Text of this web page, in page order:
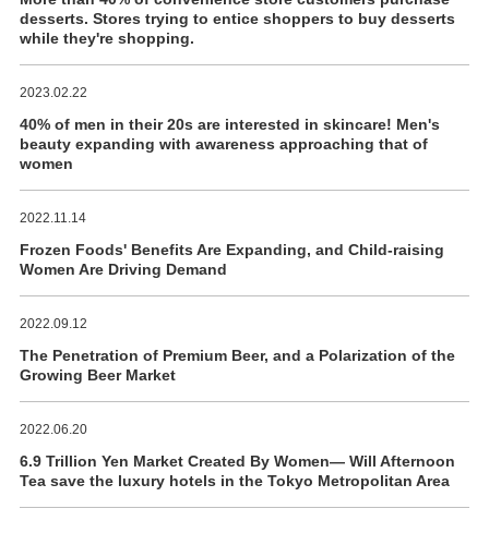
desserts. Stores trying to entice shoppers to buy desserts
while they're shopping.
2023.02.22
40% of men in their 20s are interested in skincare! Men's
beauty expanding with awareness approaching that of
women
2022.11.14
Frozen Foods' Benefits Are Expanding, and Child-raising
Women Are Driving Demand
2022.09.12
The Penetration of Premium Beer, and a Polarization of the
Growing Beer Market
2022.06.20
6.9 Trillion Yen Market Created By Women― Will Afternoon
Tea save the luxury hotels in the Tokyo Metropolitan Area